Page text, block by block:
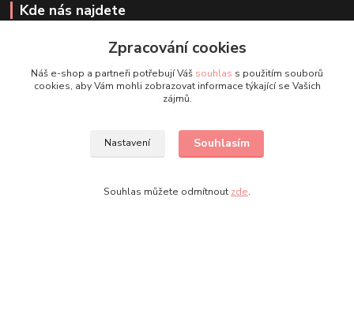
Kde nás najdete
Instagram
(Po-Pá, 8-20 hod., So-Ne, 8-14 hod.)
Zpracování cookies
Náš e-shop a partneři potřebují Váš souhlas s použitím souborů
cookies, aby Vám mohli zobrazovat informace týkající se Vašich
zájmů.
Nastavení Souhlasím
Souhlas můžete odmítnout zde.